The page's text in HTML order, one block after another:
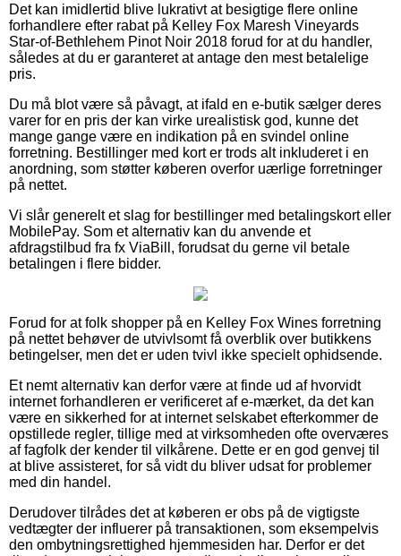
Det kan imidlertid blive lukrativt at besigtige flere online
forhandlere efter rabat på Kelley Fox Maresh Vineyards
Star-of-Bethlehem Pinot Noir 2018 forud for at du handler,
således at du er garanteret at antage den mest betalelige
pris.
Du må blot være så påvagt, at ifald en e-butik sælger deres
varer for en pris der kan virke urealistisk god, kunne det
mange gange være en indikation på en svindel online
forretning. Bestillinger med kort er trods alt inkluderet i en
anordning, som støtter køberen overfor uærlige forretninger
på nettet.
Vi slår generelt et slag for bestillinger med betalingskort eller
MobilePay. Som et alternativ kan du anvende et
afdragstilbud fra fx ViaBill, forudsat du gerne vil betale
betalingen i flere bidder.
Forud for at folk shopper på en Kelley Fox Wines forretning
på nettet behøver de utvivlsomt få overblik over butikkens
betingelser, men det er uden tvivl ikke specielt ophidsende.
Et nemt alternativ kan derfor være at finde ud af hvorvidt
internet forhandleren er verificeret af e-mærket, da det kan
være en sikkerhed for at internet selskabet efterkommer de
opstillede regler, tillige med at virksomheden ofte overværes
af fagfolk der kender til vilkårene. Dette er en god genvej til
at blive assisteret, for så vidt du bliver udsat for problemer
med din handel.
Derudover tilrådes det at køberen er obs på de vigtigste
vedtægter der influerer på transaktionen, som eksempelvis
den ombytningsrettighed hjemmesiden har. Derfor er det